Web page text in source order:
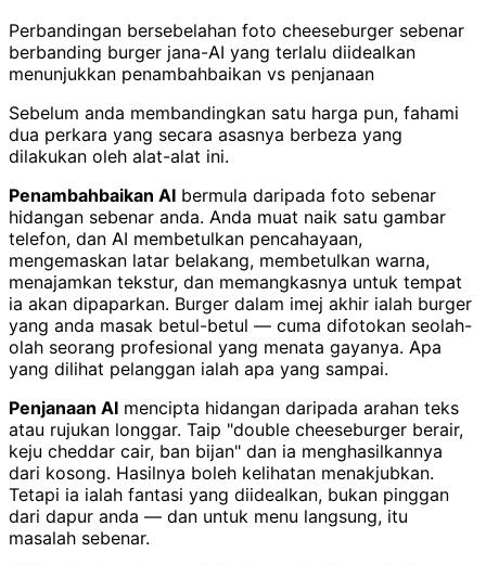
Perbandingan bersebelahan foto cheeseburger sebenar
berbanding burger jana-AI yang terlalu diidealkan
menunjukkan penambahbaikan vs penjanaan
Sebelum anda membandingkan satu harga pun, fahami
dua perkara yang secara asasnya berbeza yang
dilakukan oleh alat-alat ini.
Penambahbaikan AI bermula daripada foto sebenar
hidangan sebenar anda. Anda muat naik satu gambar
telefon, dan AI membetulkan pencahayaan,
mengemaskan latar belakang, membetulkan warna,
menajamkan tekstur, dan memangkasnya untuk tempat
ia akan dipaparkan. Burger dalam imej akhir ialah burger
yang anda masak betul-betul — cuma difotokan seolah-
olah seorang profesional yang menata gayanya. Apa
yang dilihat pelanggan ialah apa yang sampai.
Penjanaan AI mencipta hidangan daripada arahan teks
atau rujukan longgar. Taip "double cheeseburger berair,
keju cheddar cair, ban bijan" dan ia menghasilkannya
dari kosong. Hasilnya boleh kelihatan menakjubkan.
Tetapi ia ialah fantasi yang diidealkan, bukan pinggan
dari dapur anda — dan untuk menu langsung, itu
masalah sebenar.